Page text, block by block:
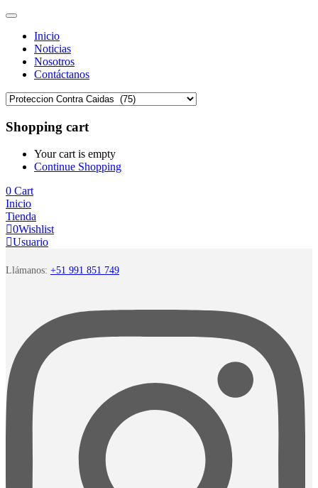
Inicio
Noticias
Nosotros
Contáctanos
Shopping cart
Your cart is empty
Continue Shopping
0 Cart
Inicio
Tienda
0Wishlist
Usuario
Llámanos: +51 991 851 749